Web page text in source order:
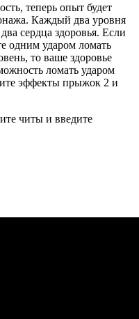
теперь опыт будет
Каждый два уровня
сердца здоровья. Если
одним ударом ломать
то ваше здоровье
ломать ударом
эффекты прыжок 2 и
читы и введите